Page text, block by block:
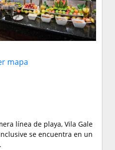
mapa
línea de playa, Vila Gale
se encuentra en un